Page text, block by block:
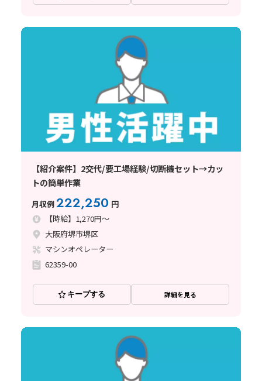
【紹介案件】2交代/要工場経験/切断機セット→カッ
トの簡単作業
月収例222,250 円
【時給】1,270円～
大阪府堺市堺区
マシンオペレーター
62359-00
キープする 詳細を見る